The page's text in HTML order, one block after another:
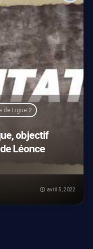
de Ligue 2
objectif
Léonce
avril 5, 2022